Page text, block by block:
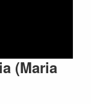
(Maria